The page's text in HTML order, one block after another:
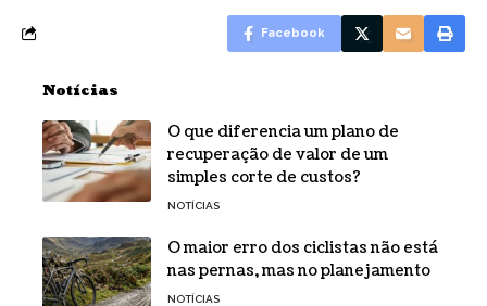
Facebook
Notícias
O que diferencia um plano de
recuperação de valor de um
simples corte de custos?
NOTÍCIAS
O maior erro dos ciclistas não está
nas pernas, mas no planejamento
NOTÍCIAS